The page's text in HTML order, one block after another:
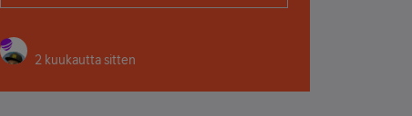
2 kuukautta sitten